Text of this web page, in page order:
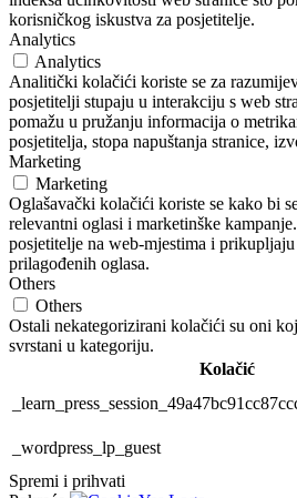
korisničkog iskustva za posjetitelje.
Analytics
Analytics
Analitički kolačići koriste se za
posjetitelji stupaju u interakciju s web
pomažu u pružanju informacija o
posjetitelja, stopa napuštanja stranice,
Marketing
Marketing
Oglašavački kolačići koriste se kako bi
relevantni oglasi i marketinške
posjetitelje na web-mjestima i
prilagođenih oglasa.
Others
Others
Ostali nekategorizirani kolačići su oni
svrstani u kategoriju.
Kolačić
_wordpress_lp_guest
Spremi i prihvati